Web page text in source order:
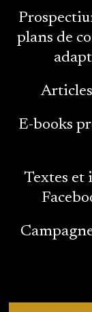
plans de
E-books
Textes et